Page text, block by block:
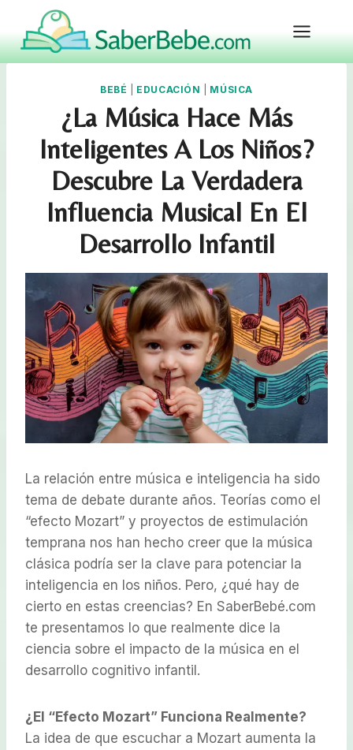
content
BEBÉ EDUCACIÓN MÚSICA
¿La Música Hace Más
Inteligentes A Los Niños?
Descubre La Verdadera
Influencia Musical En El
Desarrollo Infantil
La relación entre música e inteligencia ha sido
tema de debate durante años. Teorías como el
“efecto Mozart” y proyectos de estimulación
temprana nos han hecho creer que la música
clásica podría ser la clave para potenciar la
inteligencia en los niños. Pero, ¿qué hay de
cierto en estas creencias? En SaberBebé.com
te presentamos lo que realmente dice la
ciencia sobre el impacto de la música en el
desarrollo cognitivo infantil.
¿El “Efecto Mozart” Funciona Realmente?
La idea de que escuchar a Mozart aumenta la